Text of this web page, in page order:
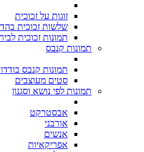
זוגות על זכוכית
שלשות זכוכית
תמונות זכוכית
תמונות קנבס
תמונות קנבס
סטים מעוצבים
תמונות לפי נושא וסגנון
אבסטרקט
אורבני
אנשים
אפריקאיות